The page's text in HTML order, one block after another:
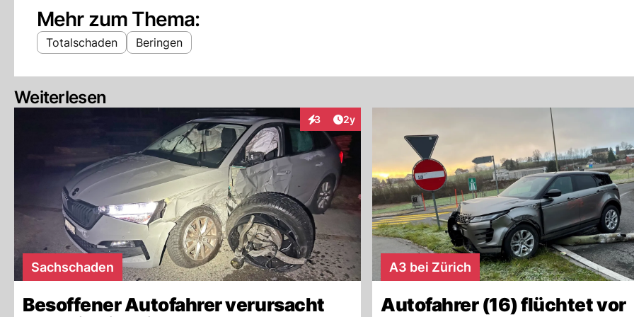
Mehr zum Thema:
Totalschaden Beringen
Weiterlesen
3
InteraktionenArtikel veröffentlicht:
2y
Sachschaden
Besoffener Autofahrer verursacht
A3 bei Zürich
Autofahrer (16) flüchtet vor